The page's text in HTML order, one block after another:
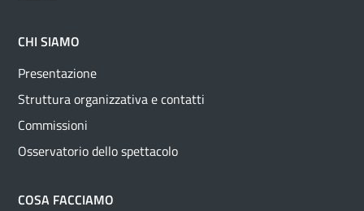
CHI SIAMO
Presentazione
Struttura organizzativa e contatti
Commissioni
Osservatorio dello spettacolo
COSA FACCIAMO